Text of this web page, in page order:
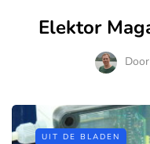
Elektor
Door
UIT DE BLADEN